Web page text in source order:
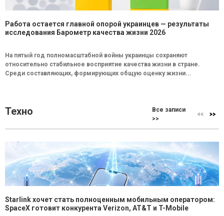
Работа остается главной опорой украинцев — результаты
исследования Барометр качества жизни 2026
На пятый год полномасштабной войны украинцы сохраняют
относительно стабильное восприятие качества жизни в стране.
Среди составляющих, формирующих общую оценку жизни...
Техно
Все записи
>>
Starlink хочет стать полноценным мобильным оператором:
SpaceX готовит конкурента Verizon, AT&T и T-Mobile